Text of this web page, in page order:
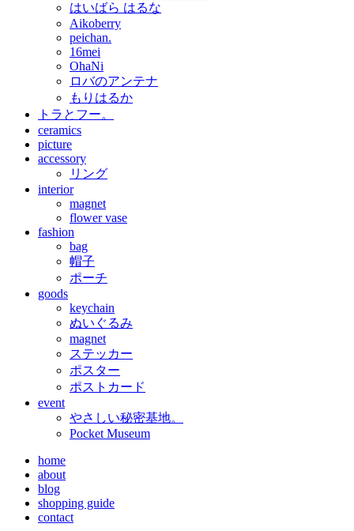
はいばら はるな
Aikoberry
peichan.
16mei
OhaNi
ロバのアンテナ
もりはるか
トラとフー。
ceramics
picture
accessory
リング
interior
magnet
flower vase
fashion
bag
帽子
ポーチ
goods
keychain
ぬいぐるみ
magnet
ステッカー
ポスター
ポストカード
event
やさしい秘密基地。
Pocket Museum
home
about
blog
shopping guide
contact